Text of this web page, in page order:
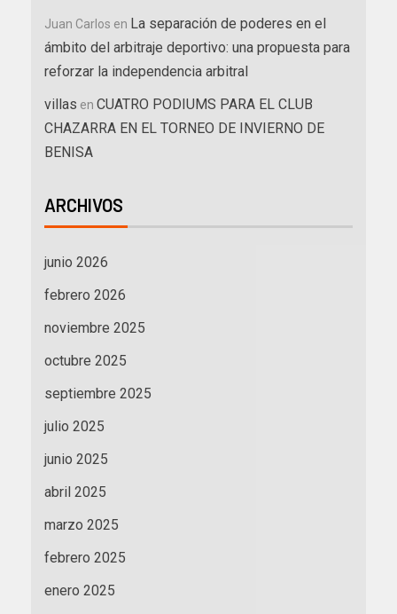
Juan Carlos en La separación de poderes en el
ámbito del arbitraje deportivo: una propuesta para
reforzar la independencia arbitral
villas en CUATRO PODIUMS PARA EL CLUB
CHAZARRA EN EL TORNEO DE INVIERNO DE
BENISA
ARCHIVOS
junio 2026
febrero 2026
noviembre 2025
octubre 2025
septiembre 2025
julio 2025
junio 2025
abril 2025
marzo 2025
febrero 2025
enero 2025